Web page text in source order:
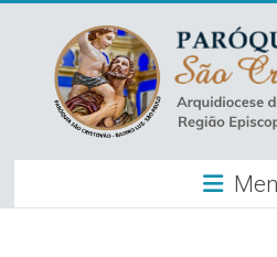
content
Paróquia
São